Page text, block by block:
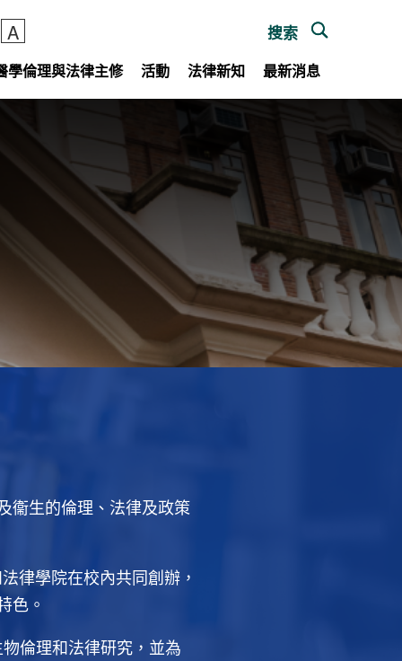
A 搜索
學倫理與法律主修 活動 法律新知 最新消息
衞生的倫理、法律及政策
律學院在校內共同創辦，
色。
倫理和法律研究，並為